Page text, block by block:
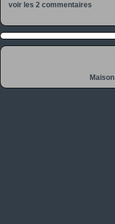
voir les 2 commentaires
Maison